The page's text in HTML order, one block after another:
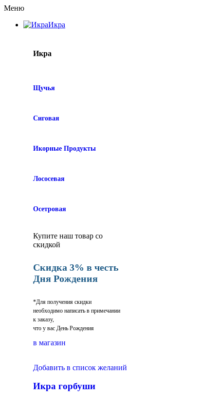
Меню
Икра
Икра
Щучья
Сиговая
Икорные Продукты
Лососевая
Осетровая
Купите наш товар со
скидкой
Скидка 3% в честь
Дня Рождения
*Для получения скидки
необходимо написать в примечании
к заказу,
что у вас День Рождения
в магазин
Добавить в список желаний
Икра горбуши